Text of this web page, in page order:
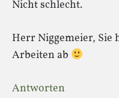
Nicht schlecht.
Herr Niggemeier, Sie
Arbeiten ab
Antworten